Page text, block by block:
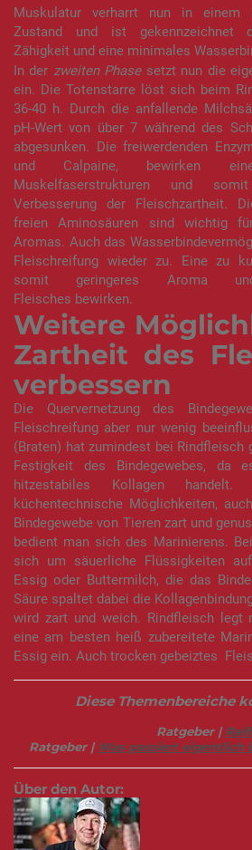
Muskulatur verharrt nun in einem
Zustand und ist gekennzeichnet
Zähigkeit und eine minimales
In der zweiten Phasesetzt nun die
ein. Die Totenstarre löst sich beim
36-40 h. Durch die anfallende
pH-Wert von über 7 während des
abgesunken. Die freiwerdenden
und Calpaine, bewirken
Muskelfaserstrukturen und
Verbesserung der Fleischzartheit.
freien Aminosäuren sind wichtig
Aromas. Auch das
Fleischreifung wieder zu. Eine zu
somit geringeres Aroma
Fleisches bewirken.
Weitere
Zartheit des
verbessern
Die Quervernetzung des
Fleischreifung aber nur wenig
(Braten) hat zumindest bei Rindfleisch
Festigkeit des Bindegewebes, da
hitzestabiles Kollagen
küchentechnische Möglichkeiten,
Bindegewebe von Tieren zart und
bedient man sich des Marinierens.
sich um säuerliche Flüssigkeiten
Essig oder Buttermilch, die das
Säure spaltet dabei die
wird zart und weich. Rindfleisch legt
eine am besten heiß zubereitete
Essig ein. Auch trocken gebeiztes
Diese Themenbereiche
Ratgeber |
Ratgeber | Was passiert eigentlich
Über den Autor: